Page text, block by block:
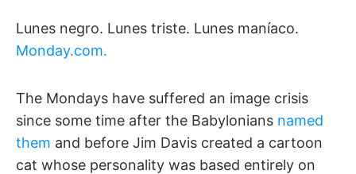
Lunes negro. Lunes triste. Lunes maníaco.
Monday.com.
The Mondays have suffered an image crisis
since some time after the Babylonians named
them and before Jim Davis created a cartoon
cat whose personality was based entirely on